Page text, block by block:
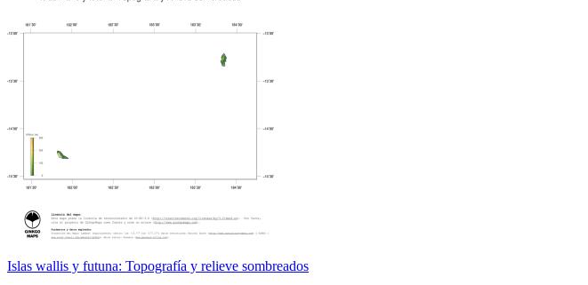
Islas wallis y futuna: Topografía y relieve sombreados